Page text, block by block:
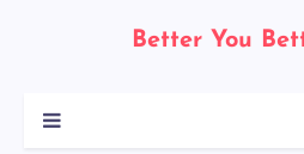
Better You